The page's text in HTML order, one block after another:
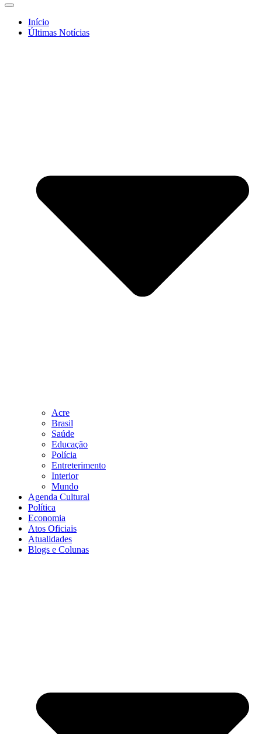
Início
Últimas Notícias
Acre
Brasil
Saúde
Educação
Polícia
Entreterimento
Interior
Mundo
Agenda Cultural
Política
Economia
Atos Oficiais
Atualidades
Blogs e Colunas